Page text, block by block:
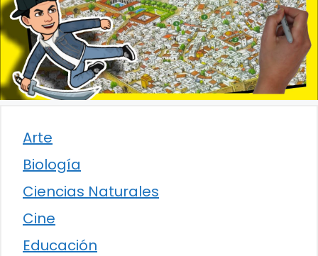
Arte
Biología
Ciencias Naturales
Cine
Educación